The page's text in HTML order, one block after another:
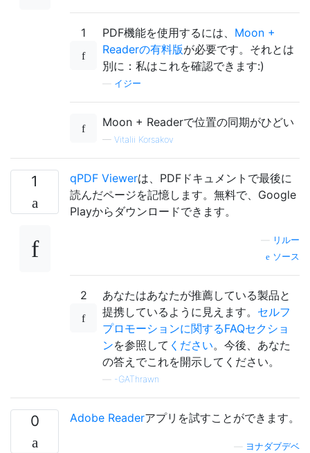
1 PDF機能を使用するには、 Moon +
Readerの有料版が必要です。それとは
別に：私はこれを確認できます:)
イジー
Moon + Readerで位置の同期がひどい
— Vitalii Korsakov
1 qPDF Viewerは、PDFドキュメントで最後に
読んだページを記憶します。無料で、Google
Playからダウンロードできます。
リルー
ソース
2
あなたはあなたが推薦している製品と
提携しているように見えます。 セルフ
プロモーションに関するFAQセクショ
ンを参照して ください。今後、あなた
の答えでこれを開示してください。
-GAThrawn
0 Adobe Readerアプリを試すことができます。
ヨナダブデベ